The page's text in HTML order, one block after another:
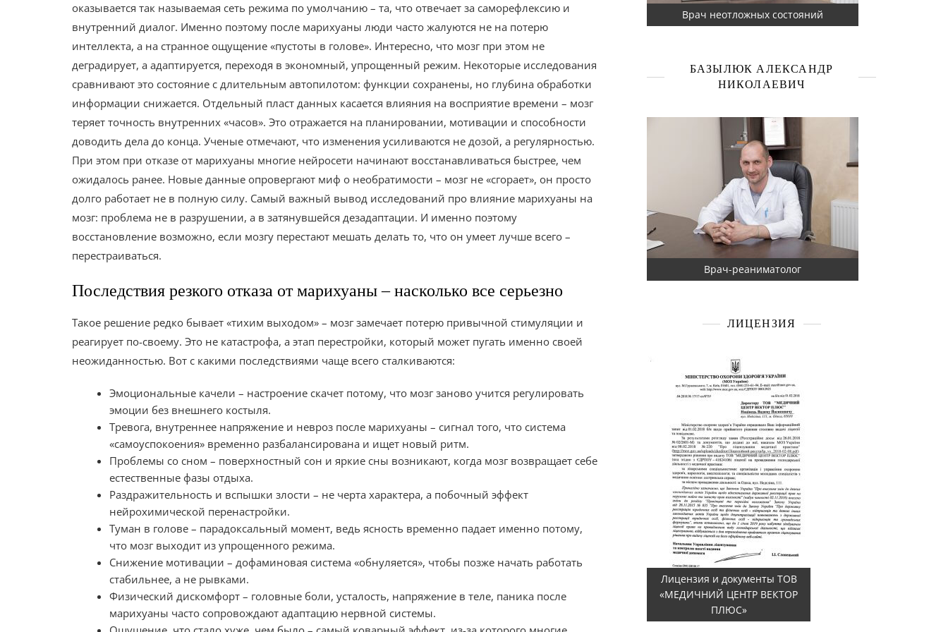
оказывается так называемая сеть режима по умолчанию – та, что отвечает за саморефлексию и
внутренний диалог. Именно поэтому после марихуаны люди часто жалуются не на потерю
интеллекта, а на странное ощущение «пустоты в голове». Интересно, что мозг при этом не
деградирует, а адаптируется, переходя в экономный, упрощенный режим. Некоторые исследования
сравнивают это состояние с длительным автопилотом: функции сохранены, но глубина обработки
информации снижается. Отдельный пласт данных касается влияния на восприятие времени – мозг
теряет точность внутренних «часов». Это отражается на планировании, мотивации и способности
доводить дела до конца. Ученые отмечают, что изменения усиливаются не дозой, а регулярностью.
При этом при отказе от марихуаны многие нейросети начинают восстанавливаться быстрее, чем
ожидалось ранее. Новые данные опровергают миф о необратимости – мозг не «сгорает», он просто
долго работает не в полную силу. Самый важный вывод исследований про влияние марихуаны на
мозг: проблема не в разрушении, а в затянувшейся дезадаптации. И именно поэтому
восстановление возможно, если мозгу перестают мешать делать то, что он умеет лучше всего –
перестраиваться.
Последствия резкого отказа от марихуаны – насколько все серьезно
Такое решение редко бывает «тихим выходом» – мозг замечает потерю привычной стимуляции и
реагирует по-своему. Это не катастрофа, а этап перестройки, который может пугать именно своей
неожиданностью. Вот с какими последствиями чаще всего сталкиваются:
Эмоциональные качели – настроение скачет потому, что мозг заново учится регулировать
эмоции без внешнего костыля.
Тревога, внутреннее напряжение и невроз после марихуаны – сигнал того, что система
«самоуспокоения» временно разбалансирована и ищет новый ритм.
Проблемы со сном – поверхностный сон и яркие сны возникают, когда мозг возвращает себе
естественные фазы отдыха.
Раздражительность и вспышки злости – не черта характера, а побочный эффект
нейрохимической перенастройки.
Туман в голове – парадоксальный момент, ведь ясность временно падает именно потому,
что мозг выходит из упрощенного режима.
Снижение мотивации – дофаминовая система «обнуляется», чтобы позже начать работать
стабильнее, а не рывками.
Физический дискомфорт – головные боли, усталость, напряжение в теле, паника после
марихуаны часто сопровождают адаптацию нервной системы.
Врач неотложных состояний
БАЗЫЛЮК АЛЕКСАНДР
НИКОЛАЕВИЧ
Врач-реаниматолог
ЛИЦЕНЗИЯ
Лицензия и документы ТОВ
«МЕДИЧНИЙ ЦЕНТР ВЕКТОР
ПЛЮС»